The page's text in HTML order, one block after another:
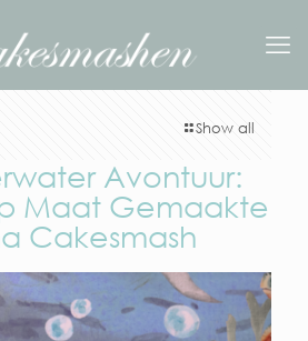
Show all
Avontuur:
Maat Gemaakte
Cakesmash